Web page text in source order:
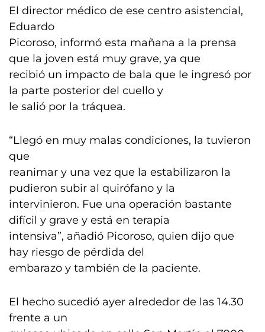
El director médico de ese centro asistencial,
Eduardo
Picoroso, informó esta mañana a la prensa
que la joven está muy grave, ya que
recibió un impacto de bala que le ingresó por
la parte posterior del cuello y
le salió por la tráquea.
“Llegó en muy malas condiciones, la tuvieron
que
reanimar y una vez que la estabilizaron la
pudieron subir al quirófano y la
intervinieron. Fue una operación bastante
difícil y grave y está en terapia
intensiva”, añadió Picoroso, quien dijo que
hay riesgo de pérdida del
embarazo y también de la paciente.
El hecho sucedió ayer alrededor de las 14.30
frente a un